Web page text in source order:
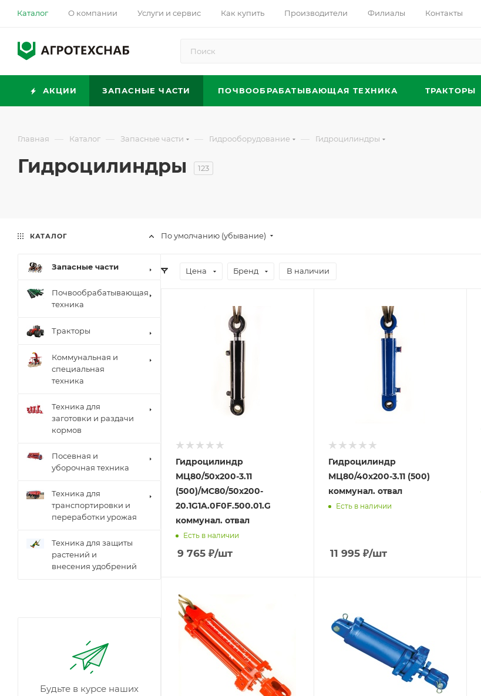
Каталог О компании Услуги и сервис Как купить Производители Филиалы Контакты
АКЦИИ ЗАПАСНЫЕ ЧАСТИ ПОЧВООБРАБАТЫВАЮЩАЯ ТЕХНИКА ТРАКТОРЫ
Главная — Каталог — Запасные части — Гидрооборудование — Гидроцилиндры
Гидроцилиндры 123
По умолчанию (убывание)
Цена Бренд В наличии
Гидроцилиндр
МЦ80/50х200-3.11
(500)/MC80/50х200-
20.1G1A.0F0F.500.01.G
коммунал. отвал
Есть в наличии
9 765 ₽/шт
Гидроцилиндр
МЦ80/40х200-3.11 (500)
коммунал. отвал
Есть в наличии
11 995₽/шт
КАТАЛОГ
Запасные части
Почвообрабатывающая
техника
Тракторы
Коммунальная и
специальная
техника
Техника для
заготовки и раздачи
кормов
Посевная и
уборочная техника
Техника для
транспортировки и
переработки урожая
Техника для защиты
растений и
внесения удобрений
Будьте в курсе наших